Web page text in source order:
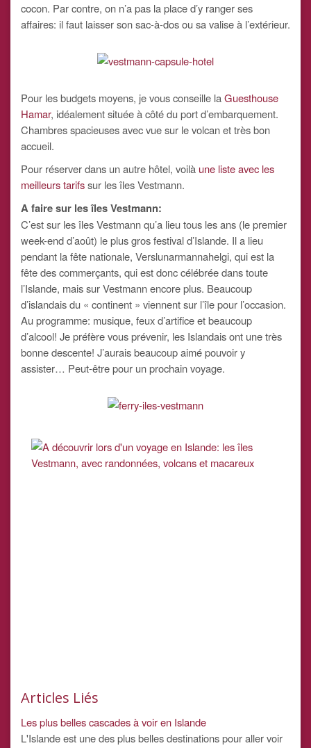
cocon. Par contre, on n’a pas la place d’y ranger ses
affaires: il faut laisser son sac-à-dos ou sa valise à l’extérieur.
Pour les budgets moyens, je vous conseille laGuesthouse
Hamar, idéalement située à côté du port d’embarquement.
Chambres spacieuses avec vue sur le volcan et très bon
accueil.
Pour réserver dans un autre hôtel, voilà une liste avec les
meilleurs tarifssur les îles Vestmann.
A faire sur les îles Vestmann:
C’est sur les îles Vestmann qu’a lieu tous les ans (le premier
week-end d’août) le plus gros festival d’Islande. Il a lieu
pendant la fête nationale, Verslunarmannahelgi, qui est la
fête des commerçants, qui est donc célébrée dans toute
l’Islande, mais sur Vestmann encore plus. Beaucoup
d’islandais du « continent » viennent sur l’île pour l’occasion.
Au programme: musique, feux d’artifice et beaucoup
d’alcool! Je préfère vous prévenir, les Islandais ont une très
bonne descente! J’aurais beaucoup aimé pouvoir y
assister… Peut-être pour un prochain voyage.
Articles Liés
Les plus belles cascades à voir en Islande
L'Islande est une des plus belles destinations pour aller voir